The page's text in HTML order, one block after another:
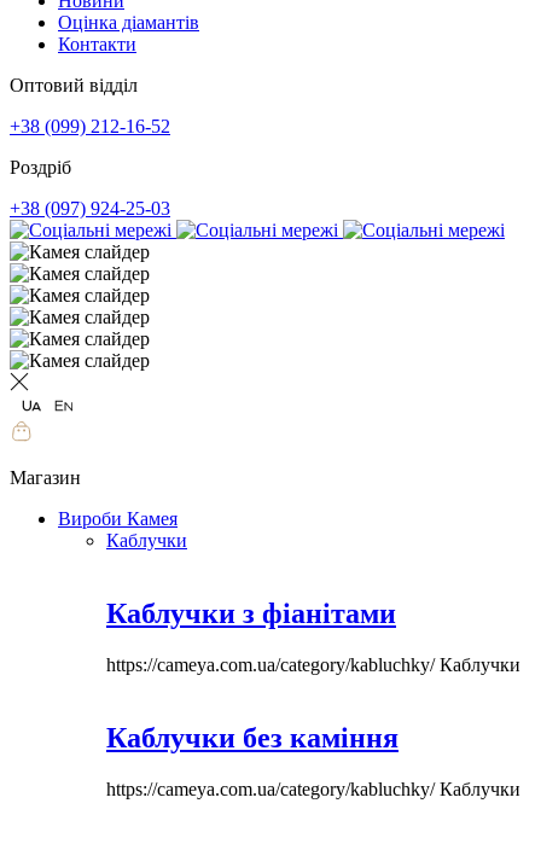
Оцінка діамантів
Контакти
Оптовий відділ
+38 (099) 212-16-52
Роздріб
+38 (097) 924-25-03
Магазин
Вироби Камея
Каблучки
Каблучки з фіанітами
https://cameya.com.ua/category/kabluchky/Каблучки
Каблучки без каміння
https://cameya.com.ua/category/kabluchky/Каблучки